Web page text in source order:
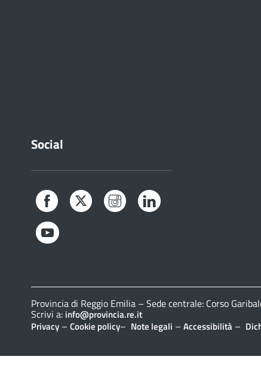
Social
Facebook Twitter Instagram
Provincia di Reggio Emilia – Sede centrale: Corso
Scrivi a: info@provincia.re.it
Privacy – Cookie policy– Note legali – Accessibilità –